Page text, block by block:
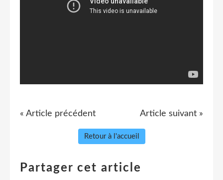
« Article précédent Article suivant »
Retour à l'accueil
Partager cet article